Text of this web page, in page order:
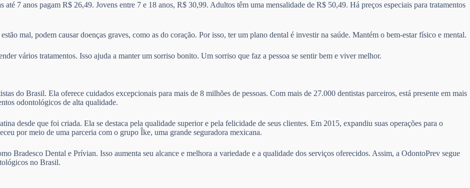
7 anos pagam R$ 26,49. Jovens entre 7 e 18 anos, R$ 30,99. Adultos têm uma mensalidade de R$ 50,49. Há preços especiais para tratamentos
mal, podem causar doenças graves, como as do coração. Por isso, ter um plano dental é investir na saúde. Mantém o bem-estar físico e mental.
vários tratamentos. Isso ajuda a manter um sorriso bonito. Um sorriso que faz a pessoa se sentir bem e viver melhor.
do Brasil. Ela oferece cuidados excepcionais para mais de 8 milhões de pessoas. Com mais de 27.000 dentistas parceiros, está presente em mais
odontológicos de alta qualidade.
desde que foi criada. Ela se destaca pela qualidade superior e pela felicidade de seus clientes. Em 2015, expandiu suas operações para o
por meio de uma parceria com o grupo Îke, uma grande seguradora mexicana.
Bradesco Dental e Prívian. Isso aumenta seu alcance e melhora a variedade e a qualidade dos serviços oferecidos. Assim, a OdontoPrev segue
no Brasil.